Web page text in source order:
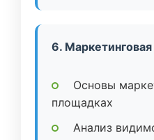
6. Маркетинговая
Основы
площадках
Анализ